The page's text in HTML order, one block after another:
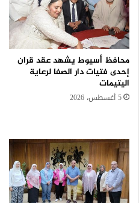
محافظ أسيوط يشهد عقد قران
إحدى فتيات دار الصفا لرعاية
اليتيمات
5 أغسطس، 2026